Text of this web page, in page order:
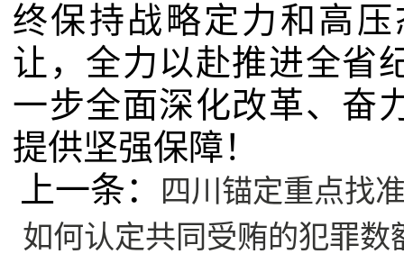
终保持战略定力和高
让，全力以赴推进全省
一步全面深化改革、奋
提供坚强保障！
上一条：
四川锚定重点找
如何认定共同受贿的犯罪